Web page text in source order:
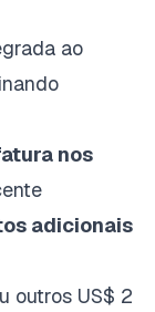
ao
nos
adicionais
outros US$ 2